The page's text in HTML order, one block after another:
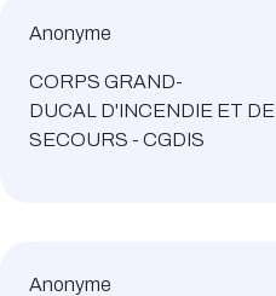
Anonyme
CORPS GRAND-
DUCAL D'INCENDIE ET DE
SECOURS - CGDIS
Anonyme